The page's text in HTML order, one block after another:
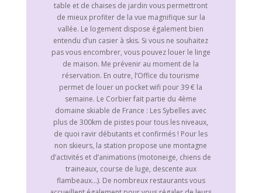
table et de chaises de jardin vous permettront
de mieux profiter de la vue magnifique sur la
vallée. Le logement dispose également bien
entendu d’un casier à skis. Si vous ne souhaitez
pas vous encombrer, vous pouvez louer le linge
de maison. Me prévenir au moment de la
réservation. En outre, l’Office du tourisme
permet de louer un pocket wifi pour 39 € la
semaine. Le Corbier fait partie du 4ème
domaine skiable de France : Les Sybelles avec
plus de 300km de pistes pour tous les niveaux,
de quoi ravir débutants et confirmés ! Pour les
non skieurs, la station propose une montagne
d’activités et d’animations (motoneige, chiens de
traineaux, course de luge, descente aux
flambeaux…). De nombreux restaurants vous